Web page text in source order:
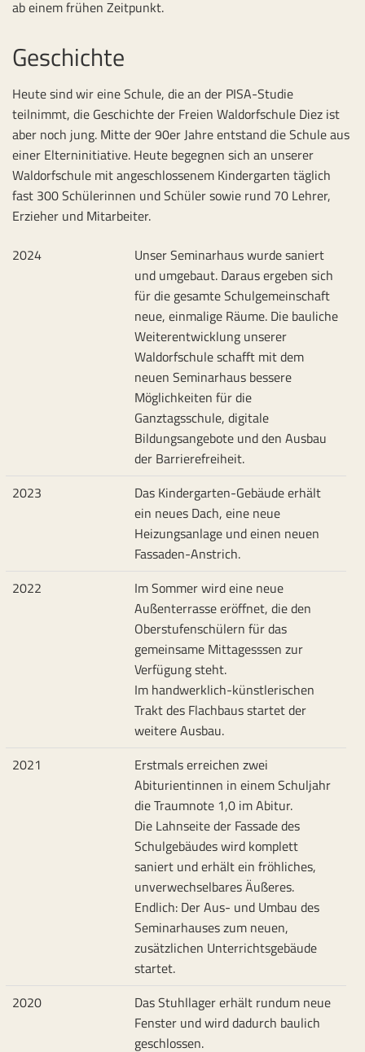
ab einem frühen Zeitpunkt.
Geschichte
Heute sind wir eine Schule, die an der PISA-Studie
teilnimmt, die Geschichte der Freien Waldorfschule Diez ist
aber noch jung. Mitte der 90er Jahre entstand die Schule aus
einer Elterninitiative. Heute begegnen sich an unserer
Waldorfschule mit angeschlossenem Kindergarten täglich
fast 300 Schülerinnen und Schüler sowie rund 70 Lehrer,
Erzieher und Mitarbeiter.
2024
Unser Seminarhaus wurde saniert
und umgebaut. Daraus ergeben sich
für die gesamte Schulgemeinschaft
neue, einmalige Räume. Die bauliche
Weiterentwicklung unserer
Waldorfschule schafft mit dem
neuen Seminarhaus bessere
Möglichkeiten für die
Ganztagsschule, digitale
Bildungsangebote und den Ausbau
der Barrierefreiheit.
2023
Das Kindergarten-Gebäude erhält
ein neues Dach, eine neue
Heizungsanlage und einen neuen
Fassaden-Anstrich.
2022
Im Sommer wird eine neue
Außenterrasse eröffnet, die den
Oberstufenschülern für das
gemeinsame Mittagesssen zur
Verfügung steht.
Im handwerklich-künstlerischen
Trakt des Flachbaus startet der
weitere Ausbau.
2021
Erstmals erreichen zwei
Abiturientinnen in einem Schuljahr
die Traumnote 1,0 im Abitur.
Die Lahnseite der Fassade des
Schulgebäudes wird komplett
saniert und erhält ein fröhliches,
unverwechselbares Äußeres.
Endlich: Der Aus- und Umbau des
Seminarhauses zum neuen,
zusätzlichen Unterrichtsgebäude
startet.
2020
Das Stuhllager erhält rundum neue
Fenster und wird dadurch baulich
geschlossen.